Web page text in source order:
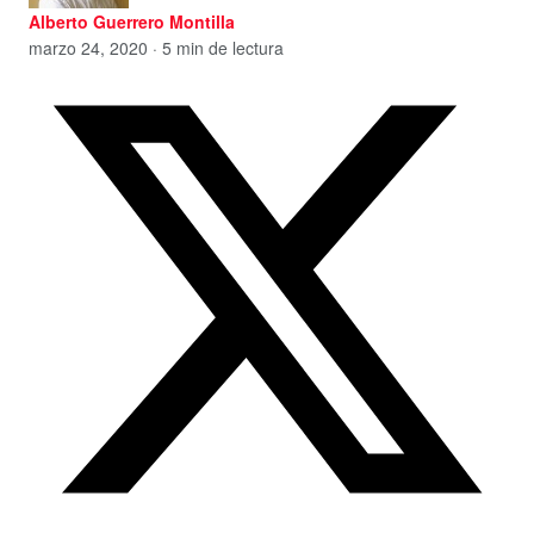
Alberto Guerrero Montilla
marzo 24, 2020 · 5 min de lectura